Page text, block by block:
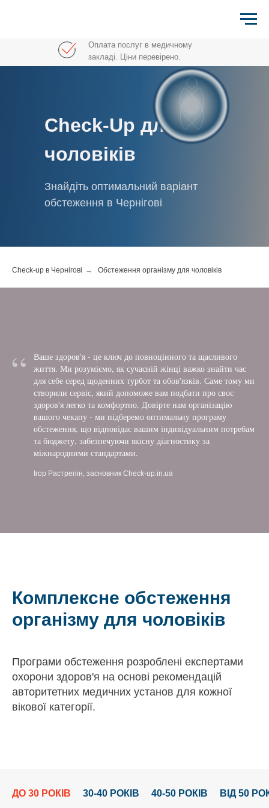
Оплата послуг в медичному
закладі. Ціни перевірено.
Check-Up для
чоловіків
Знайдіть оптимальний варіант
обстеження в Чернігові
Check-up в Чернігові → Обстеження організму для чоловіків
“
Ваше здоров'я - це ключ до повноцінного та щасливого
життя. Ми розуміємо, як сучасній жінці важко знайти час
для себе серед щоденних турбот та обов'язків. Саме тому ми
створили сервіс, який допоможе вам подбати про своє
здоров'я легко та комфортно. Довірте нам організацію
вашого чекапу - ми підберемо оптимальну програму
обстеження, що відповідає вашим індивідуальним потребам
та бюджету, забезпечуючи якісну діагностику за
міжнародними стандартами.
Ігор Растрепін, засновник Check-up.in.ua
Комплексне обстеження
організму для чоловіків
Програми обстеження розроблені експертами
охорони здоров'я на основі рекомендацій
авторитетних медичних установ для кожної
вікової категорії.
ДО 30 РОКІВ 30-40 РОКІВ 40-50 РОКІВ ВІД 50